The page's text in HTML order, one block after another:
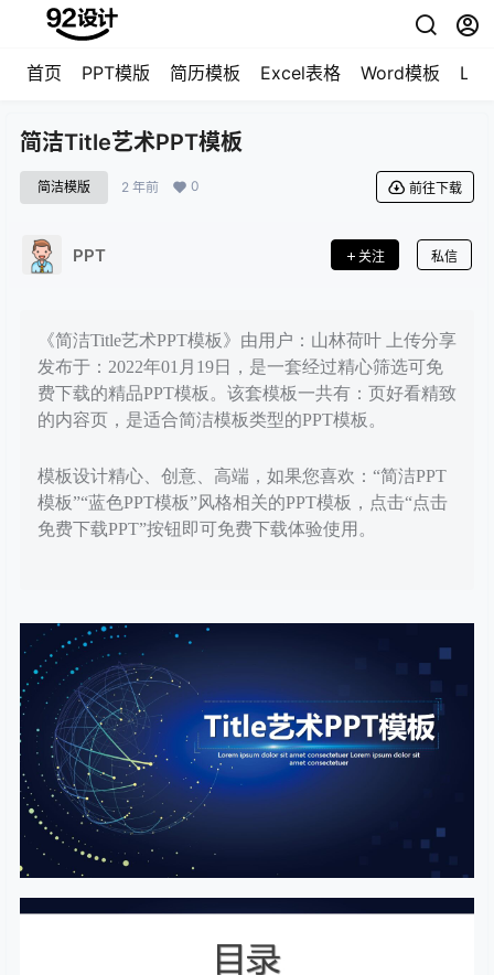
首页 PPT模版 简历模板 Excel表格 Word模板
简洁Title艺术PPT模板
简洁模版 2 年前 0 前往下载
PPT 关注 私信
《简洁Title艺术PPT模板》由用户：山林荷叶 上传分享
发布于：2022年01月19日，是一套经过精心筛选可免
费下载的精品PPT模板。该套模板一共有：页好看精致
的内容页，是适合简洁模板类型的PPT模板。
模板设计精心、创意、高端，如果您喜欢：“简洁PPT
模板”“蓝色PPT模板”风格相关的PPT模板，点击“点击
免费下载PPT”按钮即可免费下载体验使用。